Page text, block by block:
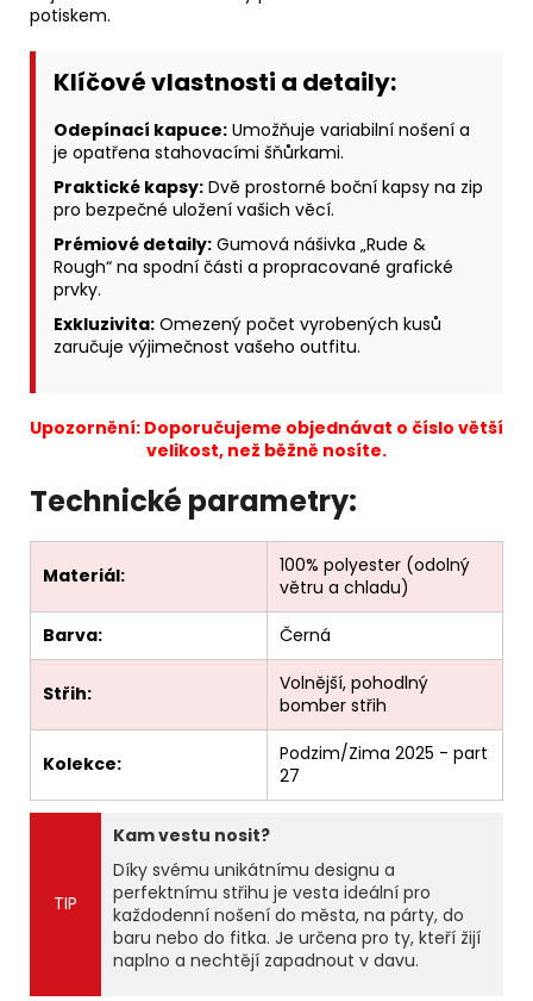
potiskem.
Klíčové vlastnosti a detaily:
Odepínací kapuce: Umožňuje variabilní nošení a
je opatřena stahovacími šňůrkami.
Praktické kapsy: Dvě prostorné boční kapsy na zip
pro bezpečné uložení vašich věcí.
Prémiové detaily: Gumová nášivka „Rude &
Rough“ na spodní části a propracované grafické
prvky.
Exkluzivita: Omezený počet vyrobených kusů
zaručuje výjimečnost vašeho outfitu.
Upozornění: Doporučujeme objednávat o číslo větší
velikost, než běžně nosíte.
Technické parametry:
Materiál:
100% polyester (odolný
větru a chladu)
Barva:
Černá
Střih:
Volnější, pohodlný
bomber střih
Kolekce:
Podzim/Zima 2025 - part
27
TIP
Kam vestu nosit?
Díky svému unikátnímu designu a
perfektnímu střihu je vesta ideální pro
každodenní nošení do města, na párty, do
baru nebo do fitka. Je určena pro ty, kteří žijí
naplno a nechtějí zapadnout v davu.